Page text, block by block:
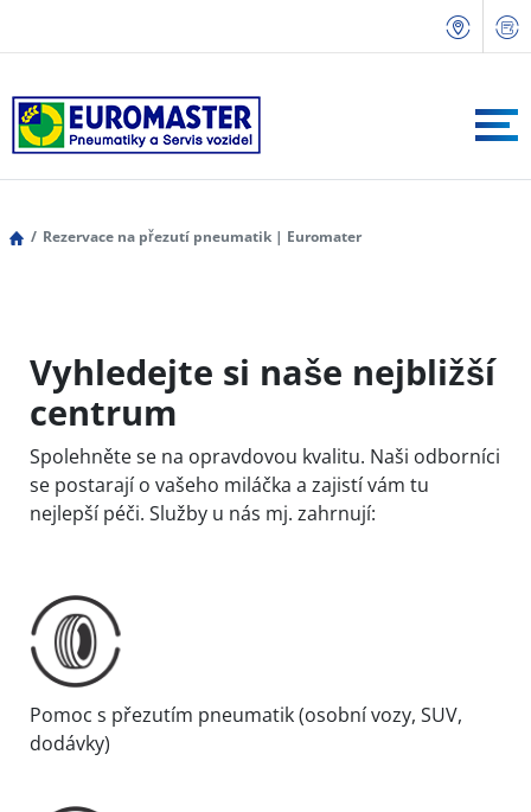
Rezervace na přezutí pneumatik | Euromater
Vyhledejte si naše nejbližší
centrum
Spolehněte se na opravdovou kvalitu. Naši odborníci
se postarají o vašeho miláčka a zajistí vám tu
nejlepší péči. Služby u nás mj. zahrnují:
Pomoc s přezutím pneumatik (osobní vozy, SUV,
dodávky)